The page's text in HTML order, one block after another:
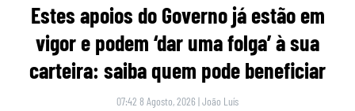
Estes apoios do Governo já estão em
vigor e podem ‘dar uma folga’ à sua
carteira: saiba quem pode beneficiar
07:42 8 Agosto, 2026 |João Luís